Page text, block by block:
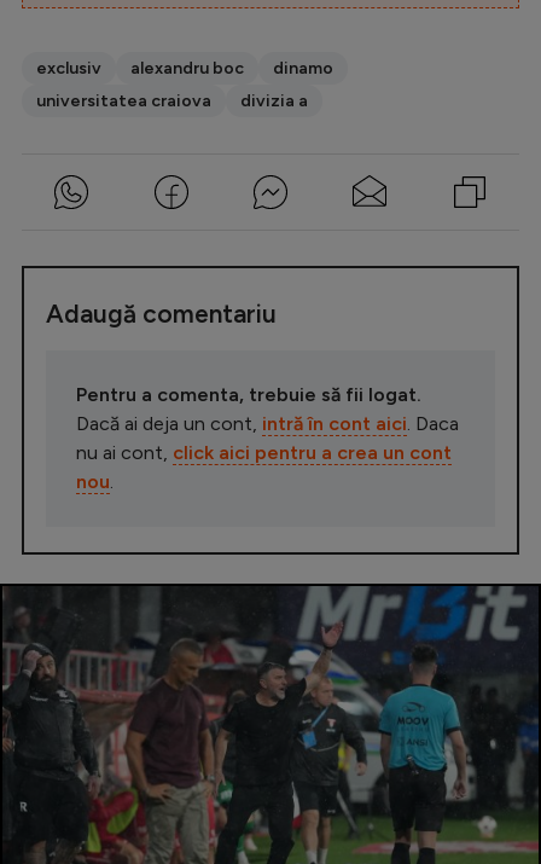
exclusiv alexandru boc
dinamo
universitatea craiova
divizia a
Adaugă comentariu
Pentru a comenta, trebuie să fii logat.
Dacă ai deja un cont, intră în cont aici . Daca
nu ai cont, click aici pentru a crea un cont
nou